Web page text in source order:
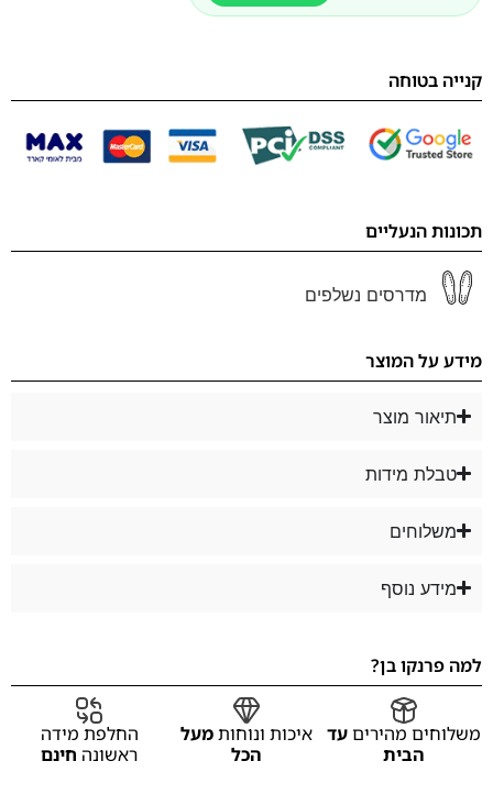
קנייה בטוחה
תכונות הנעליים
מדרסים נשלפים
מידע על המוצר
תיאור מוצר
טבלת מידות
משלוחים
מידע נוסף
למה פרנקו בן?
משלוחים מהיריםעד
הבית
איכות ונוחותמעל
הכל
החלפת מידה
ראשונה חינם